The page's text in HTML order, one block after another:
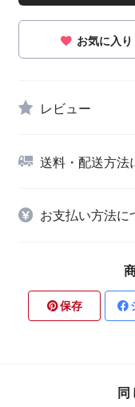
お気に入り
レビュー
送料・配送方法
お支払い方法に
保存
同